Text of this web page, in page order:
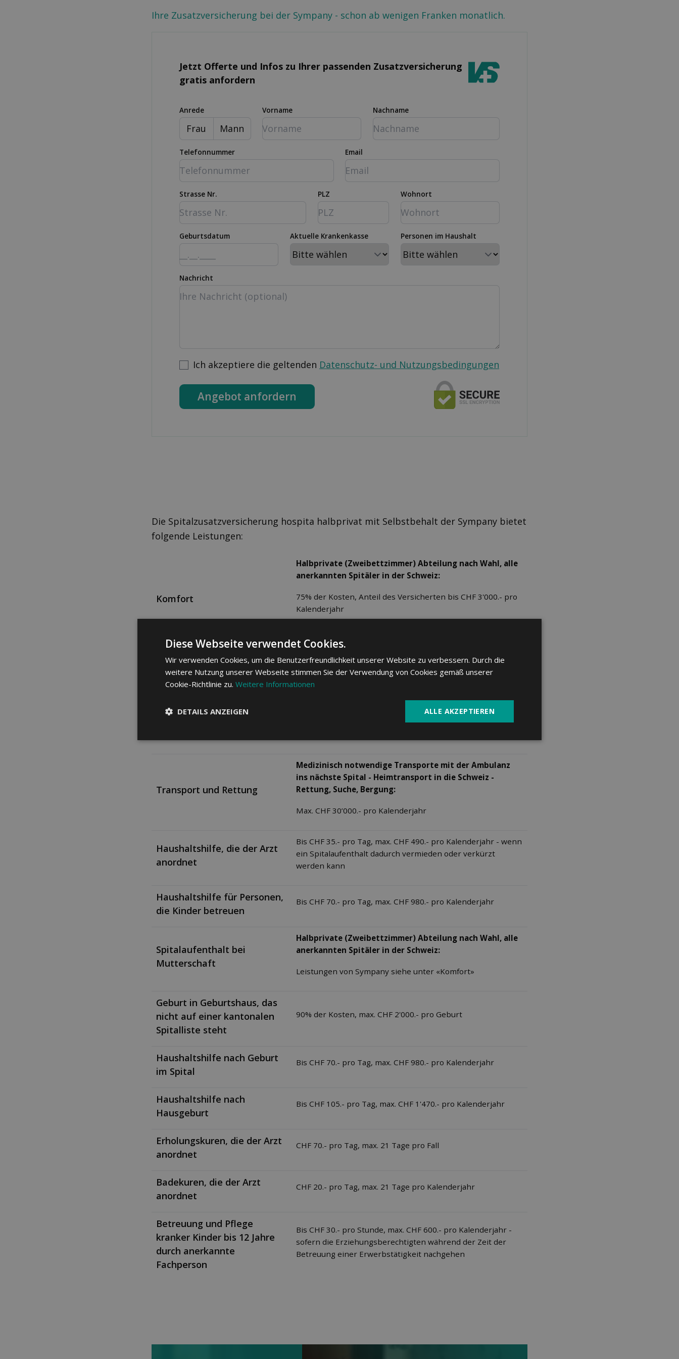
Ihre Zusatzversicherung bei der Sympany - schon ab wenigen Franken monatlich.
Jetzt Offerte und Infos zu Ihrer passenden Zusatz­versicherung
gratis anfordern
Anrede
Frau Mann
Vorname Nachname
Telefonnummer Email
Strasse Nr. PLZ Wohnort
Geburtsdatum Aktuelle Krankenkasse Personen im Haushalt
Nachricht
Ich akzeptiere die geltenden Datenschutz- und Nutzungsbedingungen
Angebot anfordern
Die Spitalzusatzversicherung hospita halbprivat mit Selbstbehalt der Sympany bietet
folgende Leistungen:
Komfort
Halbprivate (Zweibettzimmer) Abteilung nach Wahl, alle
anerkannten Spitäler in der Schweiz:
75% der Kosten, Anteil des Versicherten bis CHF 3'000.- pro
Kalenderjahr
Rooming-in
Übernachtung eines Elternteils im Spital (Rooming-in):
50% der Kosten, max. CHF 50.- pro Tag
Transport und Rettung
Medizinisch notwendige Transporte mit der Ambulanz
ins nächste Spital - Heimtransport in die Schweiz -
Rettung, Suche, Bergung:
Max. CHF 30’000.- pro Kalenderjahr
Haushaltshilfe, die der Arzt
anordnet
Bis CHF 35.- pro Tag, max. CHF 490.- pro Kalenderjahr - wenn
ein Spitalaufenthalt dadurch vermieden oder verkürzt
werden kann
Haushaltshilfe für Personen,
die Kinder betreuen
Bis CHF 70.- pro Tag, max. CHF 980.- pro Kalenderjahr
Spitalaufenthalt bei
Mutterschaft
Halbprivate (Zweibettzimmer) Abteilung nach Wahl, alle
anerkannten Spitäler in der Schweiz:
Leistungen von Sympany siehe unter «Komfort»
Geburt in Geburtshaus, das
nicht auf einer kantonalen
Spitalliste steht
90% der Kosten, max. CHF 2'000.- pro Geburt
Haushaltshilfe nach Geburt
im Spital
Bis CHF 70.- pro Tag, max. CHF 980.- pro Kalenderjahr
Haushaltshilfe nach
Hausgeburt
Bis CHF 105.- pro Tag, max. CHF 1'470.- pro Kalenderjahr
Erholungskuren, die der Arzt
anordnet
CHF 70.- pro Tag, max. 21 Tage pro Fall
Badekuren, die der Arzt
anordnet
CHF 20.- pro Tag, max. 21 Tage pro Kalenderjahr
Betreuung und Pflege
kranker Kinder bis 12 Jahre
durch anerkannte
Fachperson
Bis CHF 30.- pro Stunde, max. CHF 600.- pro Kalenderjahr -
sofern die Erziehungsberechtigten während der Zeit der
Betreuung einer Erwerbstätigkeit nachgehen
Diese Webseite verwendet Cookies.
Wir verwenden Cookies, um die Benutzerfreundlichkeit unserer Website zu verbessern. Durch die
weitere Nutzung unserer Webseite stimmen Sie der Verwendung von Cookies gemäß unserer
Cookie-Richtlinie zu. Weitere Informationen
ALLE AKZEPTIEREN
DETAILS ANZEIGEN